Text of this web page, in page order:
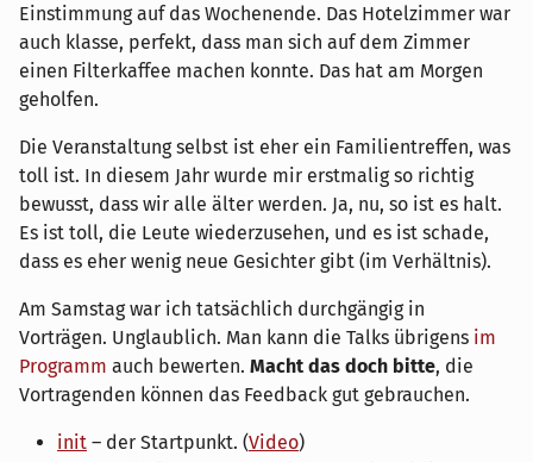
Einstimmung auf das Wochenende. Das Hotelzimmer war
auch klasse, perfekt, dass man sich auf dem Zimmer
einen Filterkaffee machen konnte. Das hat am Morgen
geholfen.
Die Veranstaltung selbst ist eher ein Familientreffen, was
toll ist. In diesem Jahr wurde mir erstmalig so richtig
bewusst, dass wir alle älter werden. Ja, nu, so ist es halt.
Es ist toll, die Leute wiederzusehen, und es ist schade,
dass es eher wenig neue Gesichter gibt (im Verhältnis).
Am Samstag war ich tatsächlich durchgängig in
Vorträgen. Unglaublich. Man kann die Talks übrigens im
Programm auch bewerten. Macht das doch bitte, die
Vortragenden können das Feedback gut gebrauchen.
init – der Startpunkt. (Video)